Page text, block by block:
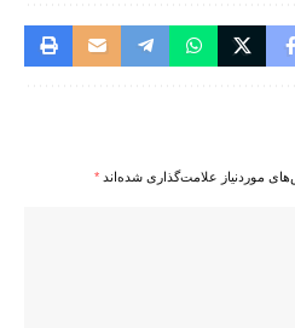
موردنیاز علامت‌گذاری شده‌اند *